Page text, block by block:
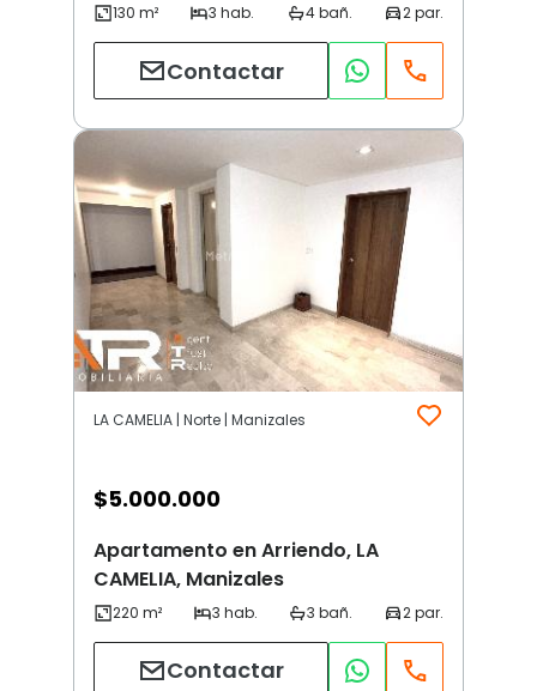
Contactar
LA CAMELIA | Norte | Manizales
$5.000.000
Apartamento en Arriendo, LA
CAMELIA, Manizales
Contactar